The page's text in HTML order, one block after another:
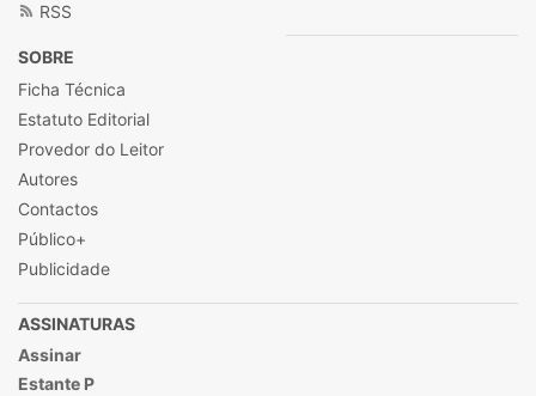
RSS
SOBRE
Ficha Técnica
Estatuto Editorial
Provedor do Leitor
Autores
Contactos
Público+
Publicidade
ASSINATURAS
Assinar
Estante P